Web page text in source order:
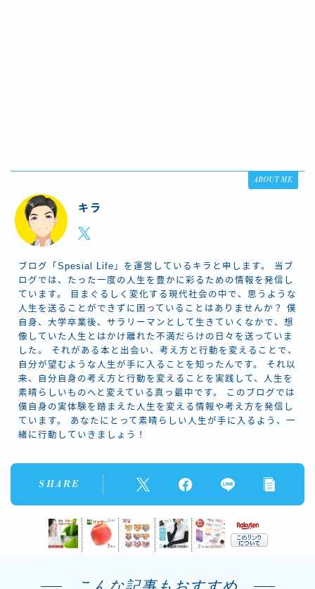
ABOUT ME
キラ
ブログ「Spesial Life」を運営しているキラと申します。 当ブ
ログでは、たった一度の人生を豊かに彩るための情報を発信し
ています。 目まぐるしく変化する現代社会の中で、思うような
人生を送ることができずに困っていることはありませんか？ 僕
自身、大学卒業後、サラリーマンとして生きていくなかで、想
像していた人生とはかけ離れた不満だらけの日々を送っていま
した。 それがある本と出会い、考え方と行動を変えることで、
自分が望むような人生が手に入ることを知ったんです。 それ以
来、自分自身の考え方と行動を変えることを実践して、人生を
素晴らしいものへと変えている真っ最中です。 このブログでは
僕自身の実体験を踏まえた人生を変える情報や考え方を発信し
ています。 あなたにとって素晴らしい人生が手に入るよう、一
緒に行動していきましょう！
SHARE